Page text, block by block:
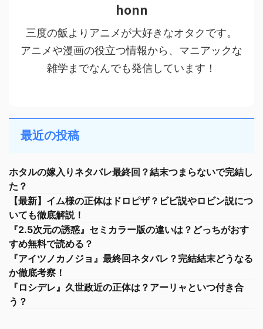
honn
三度の飯よりアニメが大好きなオタクです。
アニメや漫画の役立つ情報から、マニアックな
雑学までなんでも発信しています！
最近の投稿
ホタルの嫁入りネタバレ最終回？結末つまらないで完結し
た？
【最新】イム様の正体はドロピザ？ビビ説やロビン説につ
いても徹底解説！
『2.5次元の誘惑』セミカラー版の違いは？どっちがおす
すめ無料で読める？
『アイツノカノジョ』最終回ネタバレ？完結結末どうなる
か徹底考察！
『ロシデレ』久世政近の正体は？アーリャといつ付き合
う？